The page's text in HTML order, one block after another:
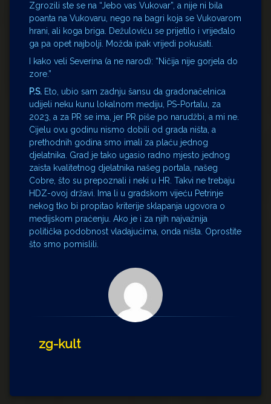
Zgrozili ste se na “Jebo vas Vukovar”, a nije ni bila
poanta na Vukovaru, nego na bagri koja se Vukovarom
hrani, ali koga briga. Dežuloviću se prijetilo i vrijeđalo
ga pa opet najbolji. Možda ipak vrijedi pokušati.
I kako veli Severina (a ne narod): “Ničija nije gorjela do
zore.”
P.S. Eto, ubio sam zadnju šansu da gradonačelnica
udijeli neku kunu lokalnom mediju, PS-Portalu, za
2023, a za PR se ima, jer PR piše po narudžbi, a mi ne.
Cijelu ovu godinu nismo dobili od grada ništa, a
prethodnih godina smo imali za plaću jednog
djelatnika. Grad je tako ugasio radno mjesto jednog
zaista kvalitetnog djelatnika našeg portala, našeg
Cobre, što su prepoznali i neki u HR. Takvi ne trebaju
HDZ-ovoj državi. Ima li u gradskom vijeću Petrinje
nekog tko bi propitao kriterije sklapanja ugovora o
medijskom praćenju. Ako je i za njih najvažnija
politička podobnost vladajućima, onda ništa. Oprostite
što smo pomislili.
zg-kult